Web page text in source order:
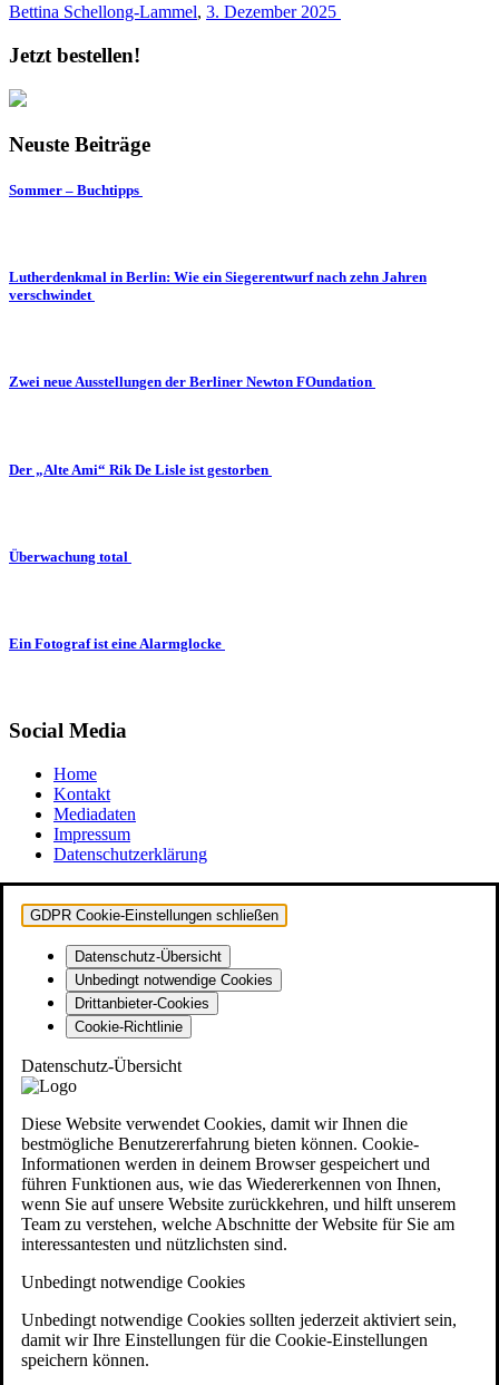
Bettina Schellong-Lammel, 3. Dezember 2025
Jetzt bestellen!
Neuste Beiträge
Sommer – Buchtipps
Lutherdenkmal in Berlin: Wie ein Siegerentwurf nach zehn Jahren
verschwindet
Zwei neue Ausstellungen der Berliner Newton FOundation
Der „Alte Ami“ Rik De Lisle ist gestorben
Überwachung total
Ein Fotograf ist eine Alarmglocke
Social Media
Home
Kontakt
Mediadaten
Impressum
Datenschutzerklärung
GDPR Cookie-Einstellungen schließen
Datenschutz-Übersicht
Unbedingt notwendige Cookies
Drittanbieter-Cookies
Cookie-Richtlinie
Datenschutz-Übersicht
Diese Website verwendet Cookies, damit wir Ihnen die
bestmögliche Benutzererfahrung bieten können. Cookie-
Informationen werden in deinem Browser gespeichert und
führen Funktionen aus, wie das Wiedererkennen von Ihnen,
wenn Sie auf unsere Website zurückkehren, und hilft unserem
Team zu verstehen, welche Abschnitte der Website für Sie am
interessantesten und nützlichsten sind.
Unbedingt notwendige Cookies
Unbedingt notwendige Cookies sollten jederzeit aktiviert sein,
damit wir Ihre Einstellungen für die Cookie-Einstellungen
speichern können.